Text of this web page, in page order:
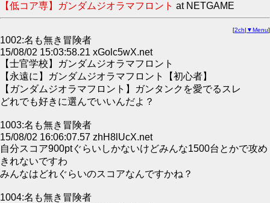
【低コア専】ガンダムジオラマフロント at NETGAME
[2ch| ▼Menu]
1002:名も無き冒険者
15/08/02 15:03:58.21 xGolc5wX.net
【士官学校】ガンダムジオラマフロント
【永遠に】ガンダムジオラマフロント【初心者】
【ガンダムジオラマフロント】ガンタンクを愛でるスレ
どれでも好きに選んでいいんだよ？
1003:名も無き冒険者
15/08/02 16:06:07.57 zhH8lUcX.net
自分スコア900ptぐらいしかないけどみんな1500台とかで攻め
きれないですわ
みんなはどれぐらいのスコアなんですかね？
1004:名も無き冒険者